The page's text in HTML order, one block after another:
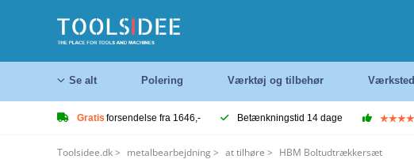
Se alt Polering Værktøj og tilbehør
Gratis forsendelse fra 1646,- Betænkningstid 14 dage
Toolsidee.dk> metalbearbejdning > at tilhøre > HBM Boltudtrækkersæt